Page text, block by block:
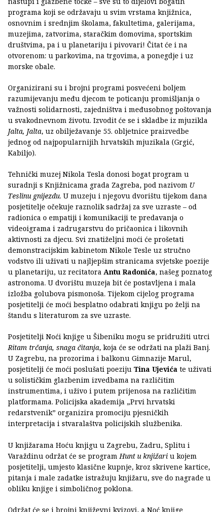
programa koji se održavaju u svim vrstama knjižnica,
osnovnim i srednjim školama, fakultetima, galerijama,
muzejima, zatvorima, staračkim domovima, sportskim
društvima, pa i u planetariju i pivovari! Čitat će i na
otvorenom: u parkovima, na trgovima, a ponegdje i uz
morske obale.
Organizirani su i brojni programi posvećeni boljem
razumijevanju među djecom te poticanju promišljanja o
važnosti solidarnosti, zajedništva i međusobnog poštovanja
u svakodnevnom životu. Izvodit će se i skladbe iz mjuzikla
Jalta, Jalta, uz obilježavanje 55. obljetnice praizvedbe
jednog od najpopularnijih hrvatskih mjuzikala (Grgić,
Kabiljo).
Tehnički muzej Nikola Tesla donosi bogat program u
suradnji s Knjižnicama grada Zagreba, pod nazivom U
Teslinu gnijezdu. U muzeju i njegovu dvorištu tijekom dana
posjetitelje očekuje raznolik sadržaj za sve uzraste – od
radionica o empatiji i komunikaciji te predavanja o
videoigrama i zadrugarstvu do pričaonica i likovnih
aktivnosti za djecu. Svi znatiželjni moći će prošetati
demonstracijskim kabinetom Nikole Tesle uz stručno
vodstvo ili uživati u najljepšim stranicama svjetske poezije
u planetariju, uz recitatora Antu Radonića, našeg poznatog
astronoma. U dvorištu muzeja bit će postavljena i mala
izložba golubova pismonoša. Tijekom cijelog programa
posjetitelji će moći besplatno odabrati knjigu po želji na
štandu s literaturom za sve uzraste.
Posjetitelji Noći knjige u Šibeniku mogu se pridružiti utrci
Ritam trčanja, snaga čitanja, koja će se održati na plaži Banj.
U Zagrebu, na prozorima i balkonu Gimnazije Marul,
posjetitelji će moći poslušati poeziju Tina Ujevića te uživati
u solističkim glazbenim izvedbama na različitim
instrumentima, i uživo i putem prijenosa na različitim
platformama. Policijska akademija „Prvi hrvatski
redarstvenik” organizira promociju pjesničkih
interpretacija i stvaralaštva policijskih službenika.
U knjižarama Hoću knjigu u Zagrebu, Zadru, Splitu i
Varaždinu održat će se program Hunt u knjižari u kojem
posjetitelji, umjesto klasične kupnje, kroz skrivene kartice,
pitanja i male zadatke istražuju knjižaru, sve do nagrade u
obliku knjige i simboličnog poklona.
Održat će se i brojni književni kvizovi, a Noć knjige